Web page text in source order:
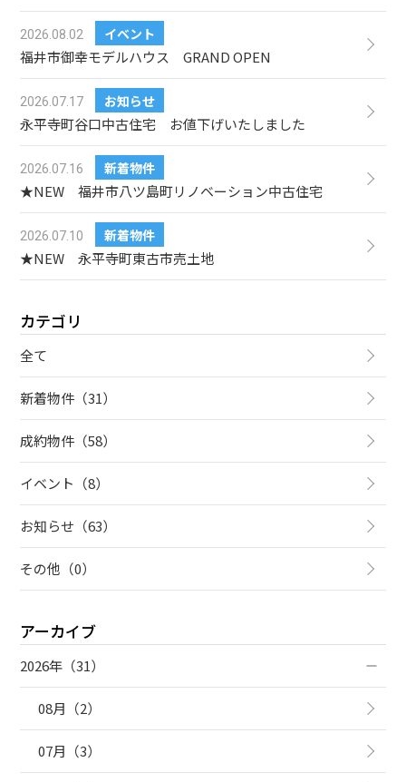
2026.08.02 イベント
福井市御幸モデルハウス GRAND OPEN
2026.07.17 お知らせ
永平寺町谷口中古住宅 お値下げいたしました
2026.07.16 新着物件
★NEW 福井市八ツ島町リノベーション中古住宅
2026.07.10 新着物件
★NEW 永平寺町東古市売土地
カテゴリ
全て
新着物件（31）
成約物件（58）
イベント（8）
お知らせ（63）
その他（0）
アーカイブ
2026年（31）
08月（2）
07月（3）